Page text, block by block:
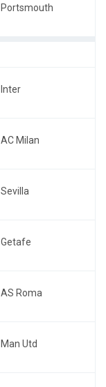
Portsmouth
Inter
AC Milan
Sevilla
Getafe
AS Roma
Man Utd